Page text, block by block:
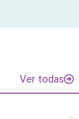
Ver todas